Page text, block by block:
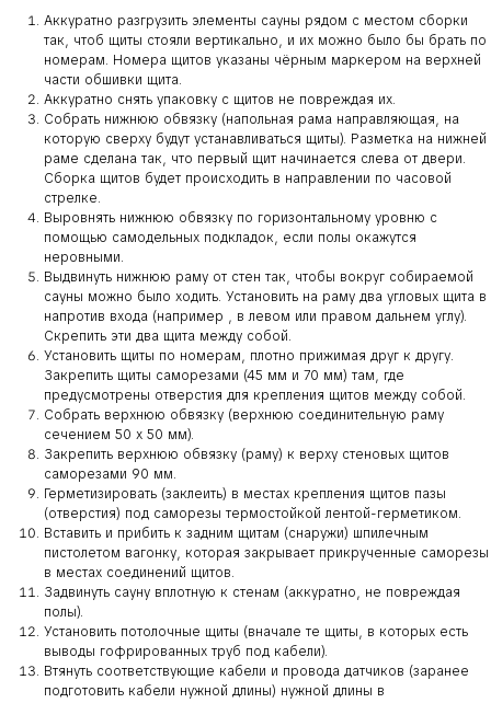
Аккуратно разгрузить элементы сауны рядом с местом сборки
так, чтоб щиты стояли вертикально, и их можно было бы брать по
номерам. Номера щитов указаны чёрным маркером на верхней
части обшивки щита.
Аккуратно снять упаковку с щитов не повреждая их.
Собрать нижнюю обвязку (напольная рама направляющая, на
которую сверху будут устанавливаться щиты). Разметка на нижней
раме сделана так, что первый щит начинается слева от двери.
Сборка щитов будет происходить в направлении по часовой
стрелке.
Выровнять нижнюю обвязку по горизонтальному уровню с
помощью самодельных подкладок, если полы окажутся
неровными.
Выдвинуть нижнюю раму от стен так, чтобы вокруг собираемой
сауны можно было ходить. Установить на раму два угловых щита в
напротив входа (например , в левом или правом дальнем углу).
Скрепить эти два щита между собой.
Установить щиты по номерам, плотно прижимая друг к другу.
Закрепить щиты саморезами (45 мм и 70 мм) там, где
предусмотрены отверстия для крепления щитов между собой.
Собрать верхнюю обвязку (верхнюю соединительную раму
сечением 50 х 50 мм).
Закрепить верхнюю обвязку (раму) к верху стеновых щитов
саморезами 90 мм.
Герметизировать (заклеить) в местах крепления щитов пазы
(отверстия) под саморезы термостойкой лентой-герметиком.
Вставить и прибить к задним щитам (снаружи) шпилечным
пистолетом вагонку, которая закрывает прикрученные саморезы
в местах соединений щитов.
Задвинуть сауну вплотную к стенам (аккуратно, не повреждая
полы).
Установить потолочные щиты (вначале те щиты, в которых есть
выводы гофрированных труб под кабели).
Втянуть соответствующие кабели и провода датчиков (заранее
подготовить кабели нужной длины) нужной длины в